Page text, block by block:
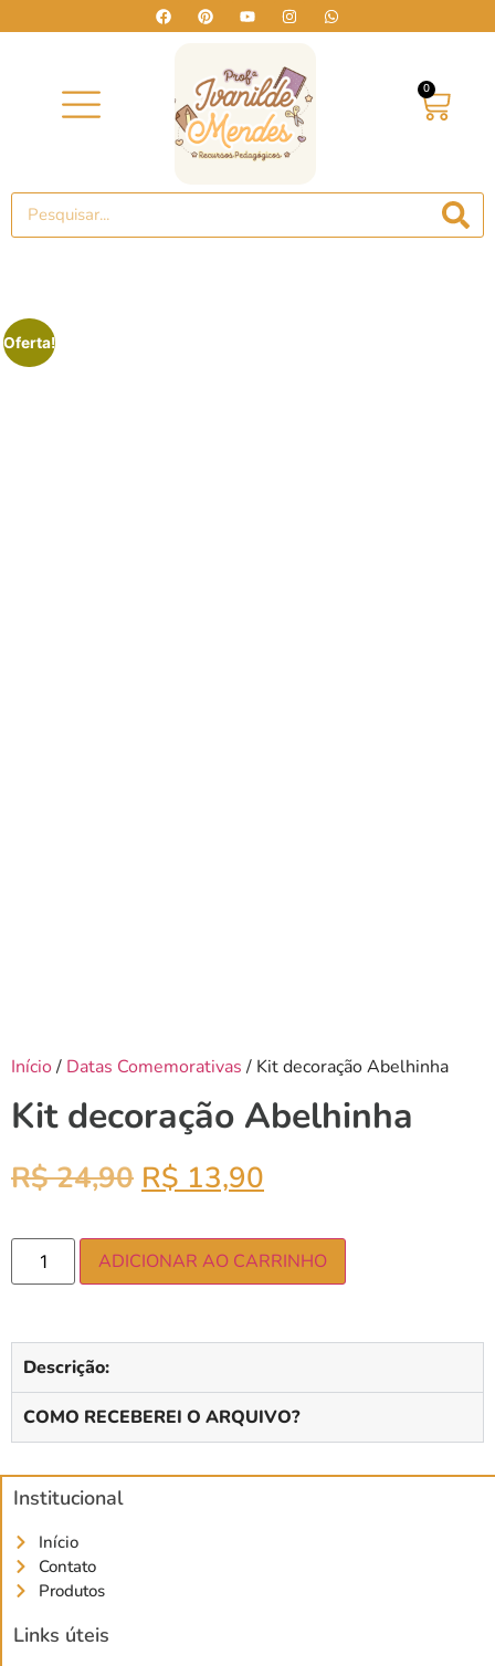
0
Oferta!
Início/ Datas Comemorativas / Kit decoração Abelhinha
Kit decoração Abelhinha
R$24,90 R$ 13,90
ADICIONAR AO CARRINHO
Descrição:
COMO RECEBEREI O ARQUIVO?
Institucional
Início
Contato
Produtos
Links úteis